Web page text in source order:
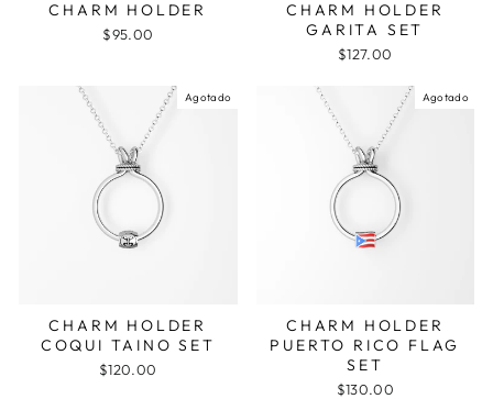
CHARM HOLDER
$95.00
CHARM HOLDER
GARITA SET
$127.00
Agotado
CHARM HOLDER
COQUI TAINO SET
$120.00
Agotado
CHARM HOLDER
PUERTO RICO FLAG
SET
$130.00